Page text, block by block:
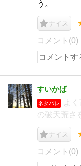
う。
ナイス
コメント(0)
すいかば
ネタバレ
よ
の破天荒さ
ナイス
コメント(0)